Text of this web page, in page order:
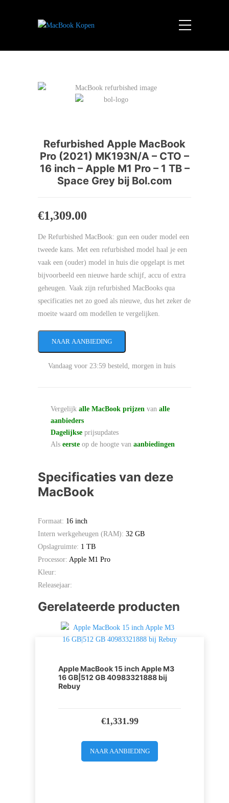
Refurbished Apple MacBook
Pro (2021) MK193N/A – CTO –
16 inch – Apple M1 Pro – 1 TB –
Space Grey bij Bol.com
€1,309.00
De Refurbished MacBook: gun een ouder model een
tweede kans. Met een refurbished model haal je een
vaak een (ouder) model in huis die opgelapt is met
bijvoorbeeld een nieuwe harde schijf, accu of extra
geheugen. Vaak zijn refurbished MacBooks qua
specificaties net zo goed als nieuwe, dus het zeker de
moeite waard om modellen te vergelijken.
NAAR AANBIEDING
Vandaag voor 23:59 besteld, morgen in huis
Vergelijk alle MacBook prijzen van alle
aanbieders
Dagelijkse prijsupdates
Als eerste op de hoogte van aanbiedingen
Specificaties van deze
MacBook
Formaat: 16 inch
Intern werkgeheugen (RAM): 32 GB
Opslagruimte: 1 TB
Processor: Apple M1 Pro
Kleur:
Releasejaar:
Gerelateerde producten
Apple MacBook 15 inch Apple M3
16 GB|512 GB 40983321888 bij
Rebuy
€1,331.99
NAAR AANBIEDING